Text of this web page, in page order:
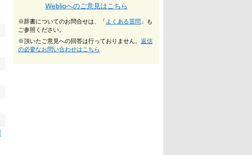
Weblioへのご意見はこちら
※辞書についてのお問合せは、「 よくある質問 」も
ご参照ください。
※頂いたご意見への回答は行っておりません。 返信
の必要なお問い合わせはこちら